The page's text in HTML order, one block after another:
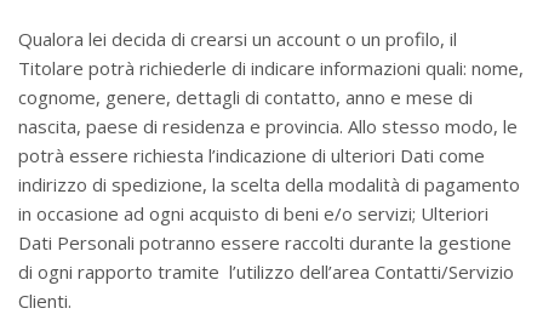
Qualora lei decida di crearsi un account o un profilo, il
Titolare potrà richiederle di indicare informazioni quali: nome,
cognome, genere, dettagli di contatto, anno e mese di
nascita, paese di residenza e provincia. Allo stesso modo, le
potrà essere richiesta l’indicazione di ulteriori Dati come
indirizzo di spedizione, la scelta della modalità di pagamento
in occasione ad ogni acquisto di beni e/o servizi; Ulteriori
Dati Personali potranno essere raccolti durante la gestione
di ogni rapporto tramite l’utilizzo dell’area Contatti/Servizio
Clienti.